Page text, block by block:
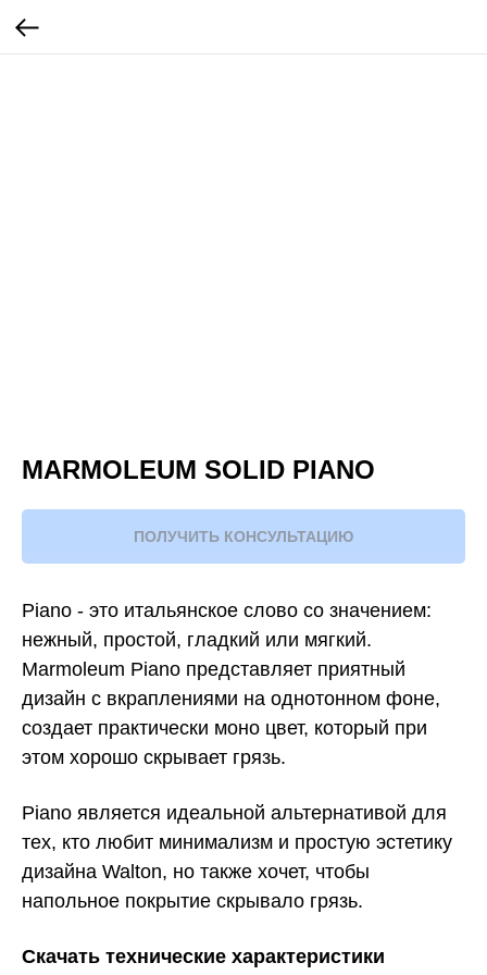
MARMOLEUM SOLID PIANO
ПОЛУЧИТЬ КОНСУЛЬТАЦИЮ
Piano - это итальянское слово со значением:
нежный, простой, гладкий или мягкий.
Marmoleum Piano представляет приятный
дизайн с вкраплениями на однотонном фоне,
создает практически моно цвет, который при
этом хорошо скрывает грязь.
Piano является идеальной альтернативой для
тех, кто любит минимализм и простую эстетику
дизайна Walton, но также хочет, чтобы
напольное покрытие скрывало грязь.
Скачать технические характеристики